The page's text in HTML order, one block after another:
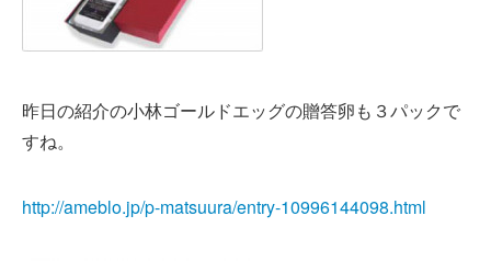
昨日の紹介の小林ゴールドエッグの贈答卵も３パックで
すね。
http://ameblo.jp/p-matsuura/entry-10996144098.html